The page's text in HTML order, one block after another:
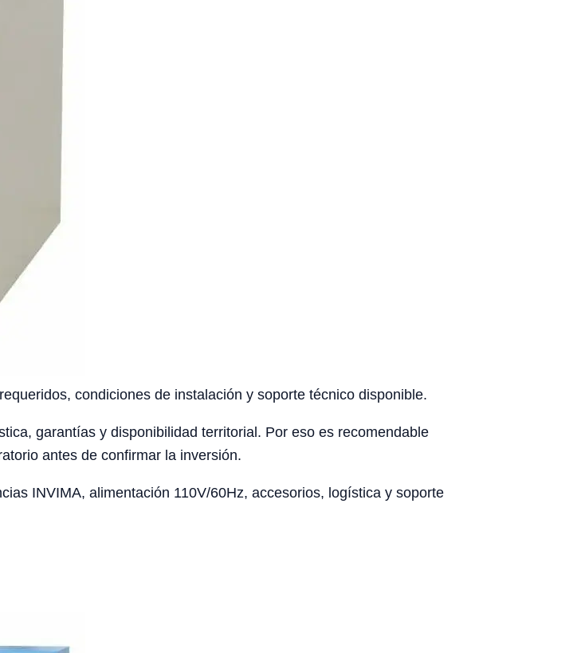
condiciones de instalación y soporte técnico disponible.
garantías y disponibilidad territorial. Por eso es recomendable
antes de confirmar la inversión.
INVIMA, alimentación 110V/60Hz, accesorios, logística y soporte